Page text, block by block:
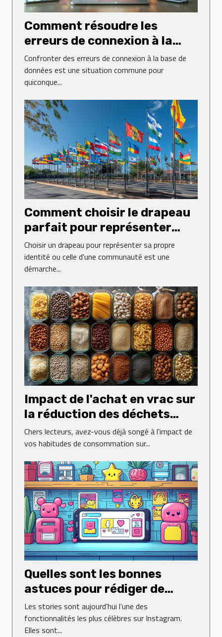
Comment résoudre les
erreurs de connexion à la
base de données sur un site
web
Confronter des erreurs de connexion à la base de
données est une situation commune pour
quiconque...
Comment choisir le drapeau
parfait pour représenter
votre identité
Choisir un drapeau pour représenter sa propre
identité ou celle d'une communauté est une
démarche...
Impact de l'achat en vrac sur
la réduction des déchets
ménagers
Chers lecteurs, avez-vous déjà songé à l'impact de
vos habitudes de consommation sur...
Quelles sont les bonnes
astuces pour rédiger de
jolies stories sur Instagram ?
Les stories sont aujourd’hui l’une des
fonctionnalités les plus célèbres sur Instagram.
Elles sont...